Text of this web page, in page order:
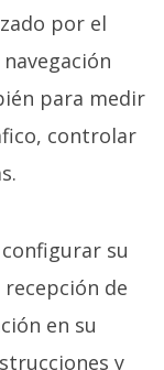
por el
para medir
controlar
su
de
en su
y